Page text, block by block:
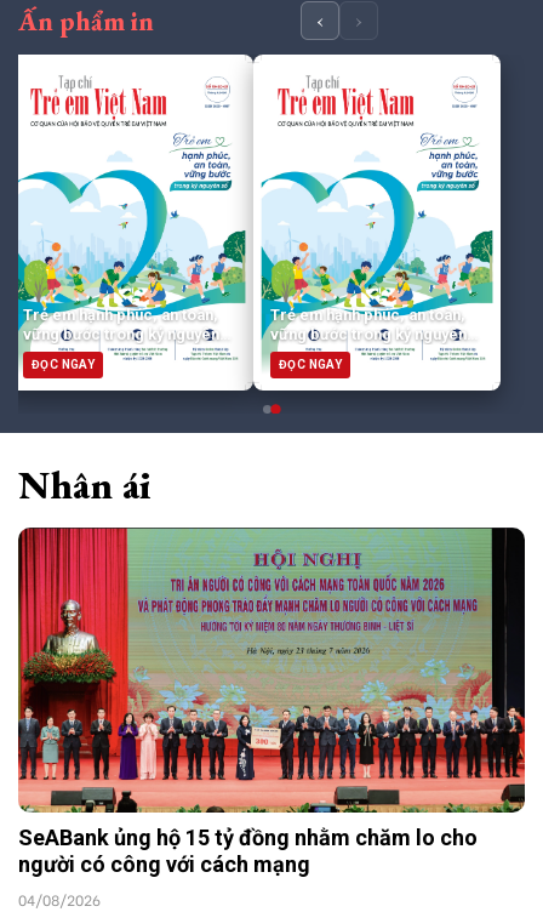
Ấn phẩm in ‹ ›
Trẻ em hạnh phúc, an toàn,
vững bước trong kỷ nguyên
số
ĐỌC NGAY
Trẻ em hạnh phúc, an toàn,
vững bước trong kỷ nguyên
số
ĐỌC NGAY
Nhân ái
SeABank ủng hộ 15 tỷ đồng nhằm chăm lo cho
người có công với cách mạng
04/08/2026